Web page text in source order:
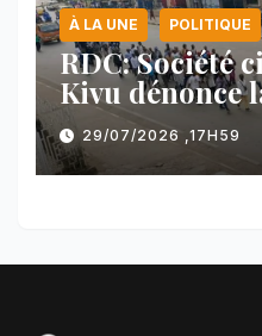
À LA UNE POLITIQUE
RDC: Société
Kivu dénonce
des
l’AFC/M23
29/07/2026 ,17H59